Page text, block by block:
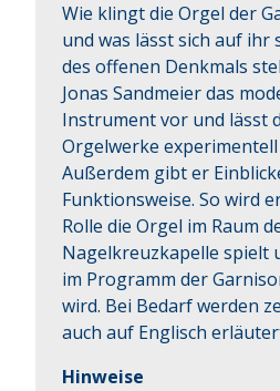
Wie klingt die Orgel der
und was lässt sich auf ihr
des offenen Denkmals
Jonas Sandmeier das
Instrument vor und lässt
Orgelwerke
Außerdem gibt er
Funktionsweise. So wird
Rolle die Orgel im Raum
Nagelkreuzkapelle spielt
im Programm der
wird. Bei Bedarf werden
auch auf Englisch
Hinweise